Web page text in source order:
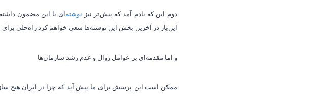
دوم این که یادم آمد که پیشتر نیز نوشتهای با این مضمون داشته
اینبار در آخرین بخش این نوشتهها سعی خواهم کرد راهحلی برای
و اما مقدمهای بر عوامل زوال و عدم رشد سازمانها
ممکن است این پرسش برای ما پیش آید که چرا در ایران هیچ